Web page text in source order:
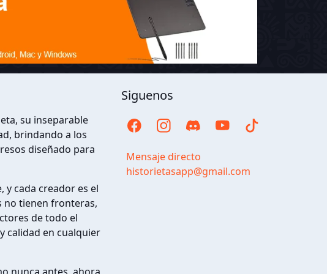
su inseparable
brindando a los
diseñado para
y cada creador es el
no tienen fronteras,
de todo el
calidad en cualquier
Siguenos
Mensaje directo
historietasapp@gmail.com